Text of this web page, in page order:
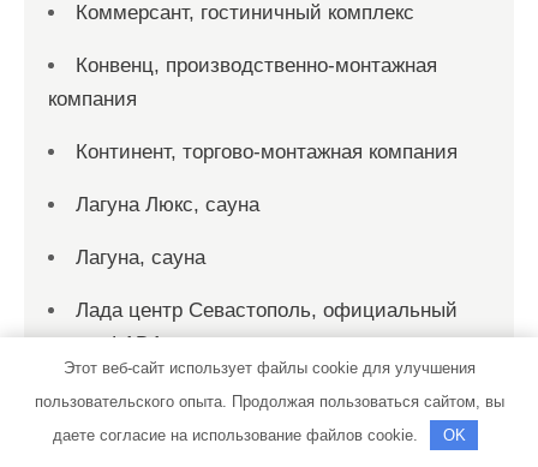
Коммерсант, гостиничный комплекс
Конвенц, производственно-монтажная
компания
Континент, торгово-монтажная компания
Лагуна Люкс, сауна
Лагуна, сауна
Лада центр Севастополь, официальный
дилер LADA
Лада центр Севастополь, официальный
дилер LADA
Этот веб-сайт использует файлы cookie для улучшения
пользовательского опыта. Продолжая пользоваться сайтом, вы
даете согласие на использование файлов cookie.
OK